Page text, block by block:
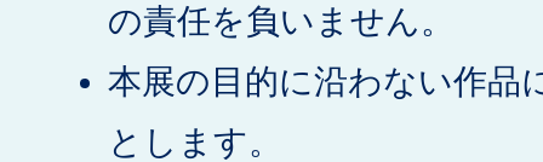
の責任を負いません。
本展の目的に沿わない作品
とします。